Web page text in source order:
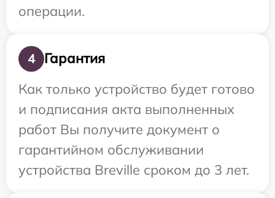
операции.
4
Гарантия
Как только устройство будет готово
и подписания акта выполненных
работ Вы получите документ о
гарантийном обслуживании
устройства Breville сроком до 3 лет.